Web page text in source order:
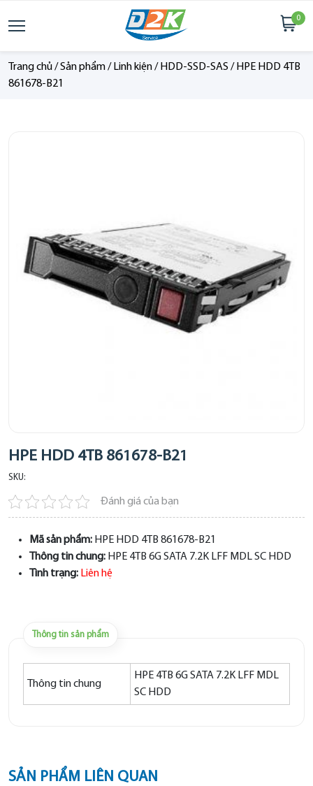
0
Trang chủ/Sản phẩm/ Linh kiện/ HDD-SSD-SAS / HPE HDD 4TB
861678-B21
HPE HDD 4TB 861678-B21
SKU:
Đánh giá của bạn
Mã sản phẩm: HPE HDD 4TB 861678-B21
Thông tin chung: HPE 4TB 6G SATA 7.2K LFF MDL SC HDD
Tình trạng: Liên hệ
Thông tin sản phẩm
Thông tin chung
HPE 4TB 6G SATA 7.2K LFF MDL
SC HDD
SẢN PHẨM LIÊN QUAN